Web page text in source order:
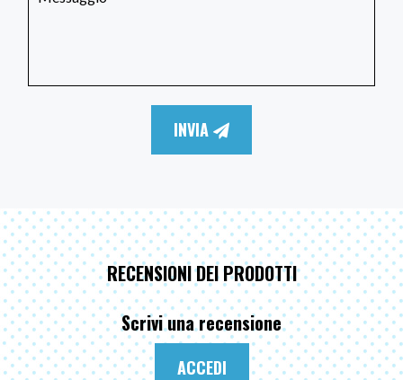
INVIA
RECENSIONI DEI PRODOTTI
Scrivi una recensione
ACCEDI